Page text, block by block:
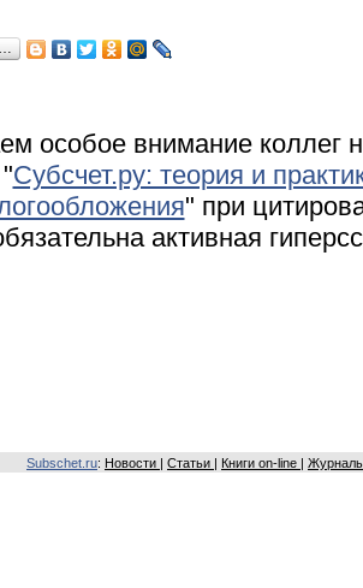
особое внимание коллег
Субсчет.ру: теория и
" при
активная
Subschet.ru: Новости Статьи Книги on-line